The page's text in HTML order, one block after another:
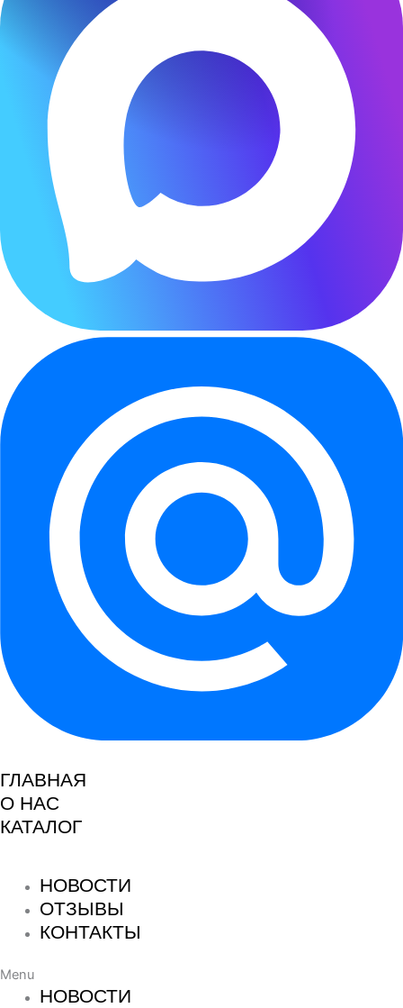
ГЛАВНАЯ
О НАС
КАТАЛОГ
НОВОСТИ
ОТЗЫВЫ
КОНТАКТЫ
Menu
НОВОСТИ